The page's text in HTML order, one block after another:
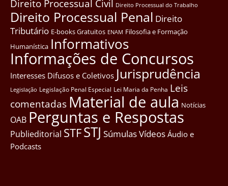
Direito Processual Civil Direito Processual do Trabalho
Direito Processual Penal Direito
Tributário E-books Gratuitos ENAM Filosofia e Formação
Humanística Informativos
Informações de Concursos
Interesses Difusos e Coletivos Jurisprudência
Legislação Legislação Penal Especial Lei Maria da Penha Leis
comentadas Material de aula Notícias
OAB Perguntas e Respostas
Publieditorial STFSTJ SúmulasVídeos Áudio e
Podcasts